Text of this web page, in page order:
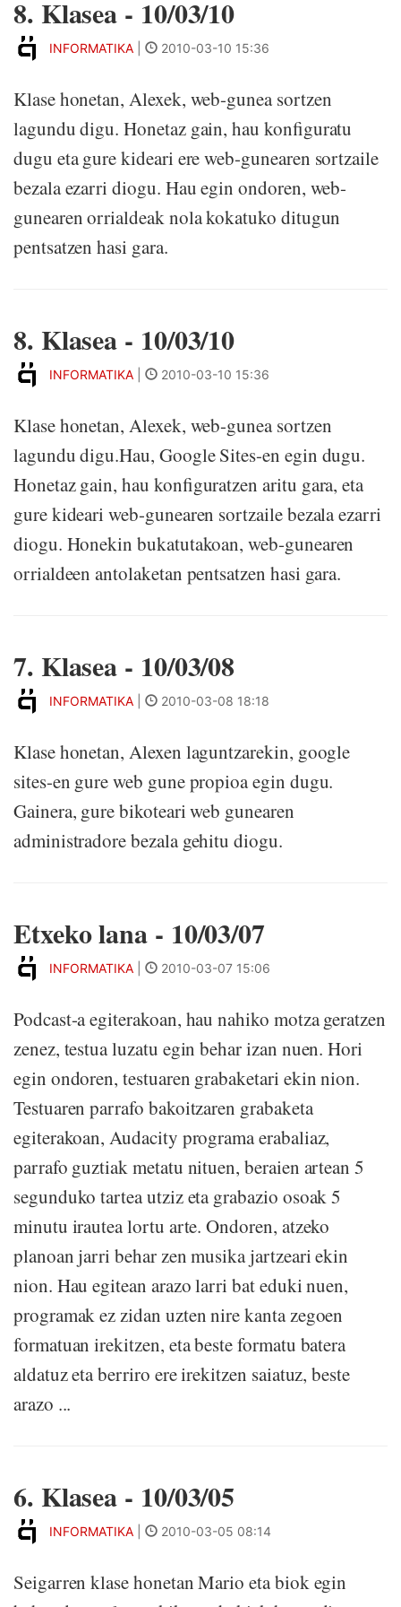
8. Klasea - 10/03/10
INFORMATIKA 2010-03-10 15:36
Klase honetan, Alexek, web-gunea sortzen
lagundu digu. Honetaz gain, hau konfiguratu
dugu eta gure kideari ere web-gunearen sortzaile
bezala ezarri diogu. Hau egin ondoren, web-
gunearen orrialdeak nola kokatuko ditugun
pentsatzen hasi gara.
8. Klasea - 10/03/10
INFORMATIKA 2010-03-10 15:36
Klase honetan, Alexek, web-gunea sortzen
lagundu digu.Hau, Google Sites-en egin dugu.
Honetaz gain, hau konfiguratzen aritu gara, eta
gure kideari web-gunearen sortzaile bezala ezarri
diogu. Honekin bukatutakoan, web-gunearen
orrialdeen antolaketan pentsatzen hasi gara.
7. Klasea - 10/03/08
INFORMATIKA 2010-03-08 18:18
Klase honetan, Alexen laguntzarekin, google
sites-en gure web gune propioa egin dugu.
Gainera, gure bikoteari web gunearen
administradore bezala gehitu diogu.
Etxeko lana - 10/03/07
INFORMATIKA 2010-03-07 15:06
Podcast-a egiterakoan, hau nahiko motza geratzen
zenez, testua luzatu egin behar izan nuen. Hori
egin ondoren, testuaren grabaketari ekin nion.
Testuaren parrafo bakoitzaren grabaketa
egiterakoan, Audacity programa erabaliaz,
parrafo guztiak metatu nituen, beraien artean 5
segunduko tartea utziz eta grabazio osoak 5
minutu irautea lortu arte. Ondoren, atzeko
planoan jarri behar zen musika jartzeari ekin
nion. Hau egitean arazo larri bat eduki nuen,
programak ez zidan uzten nire kanta zegoen
formatuan irekitzen, eta beste formatu batera
aldatuz eta berriro ere irekitzen saiatuz, beste
arazo ...
6. Klasea - 10/03/05
INFORMATIKA 2010-03-05 08:14
Seigarren klase honetan Mario eta biok egin